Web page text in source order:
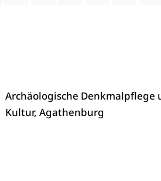
Archäologische Denkmalpflege
Kultur, Agathenburg